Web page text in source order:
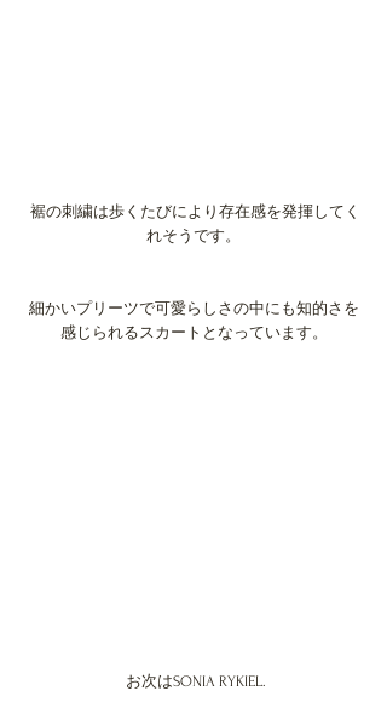
れそうです。
細かいプリーツで可愛らしさの中にも知的さを
感じられるスカートとなっています。
お次はSONIA RYKIEL.